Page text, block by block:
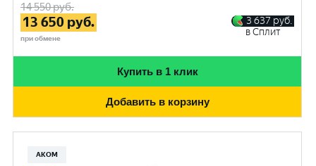
14 550руб.
13 650 руб.
при обмене
3 637 руб.
в Сплит
Купить в 1 клик
Добавить в корзину
АКОМ